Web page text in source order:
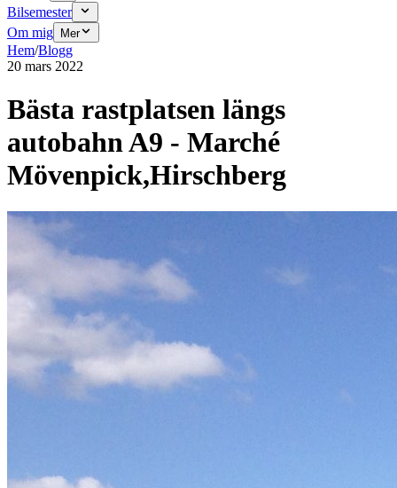
Bilsemester
Om mig
Mer
Hem/Blogg
20 mars 2022
Bästa rastplatsen längs
autobahn A9 - Marché
Mövenpick,Hirschberg